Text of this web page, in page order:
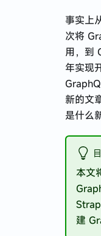
事实上
次将
用，到
年实现
新的文
是什么
本文
建